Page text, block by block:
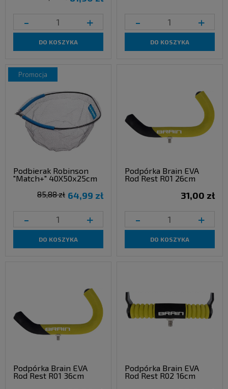
- +
DO KOSZYKA
- +
DO KOSZYKA
Podbierak Robinson
"Match+" 40X50x25cm
64,99 zł
85,88 zł
- +
DO KOSZYKA
promocja
Podpórka Brain EVA
Rod Rest R01 26cm
31,00 zł
- +
DO KOSZYKA
Podpórka Brain EVA
Rod Rest R01 36cm
Podpórka Brain EVA
Rod Rest R02 16cm